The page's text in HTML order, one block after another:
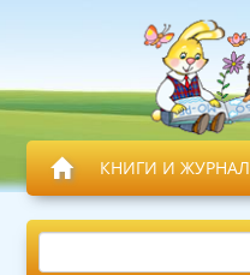
КНИГИ И